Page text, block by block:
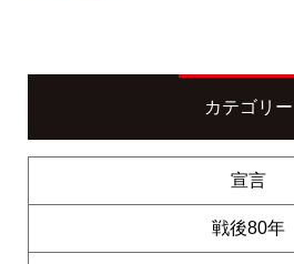
カテゴリー
宣言
戦後80年